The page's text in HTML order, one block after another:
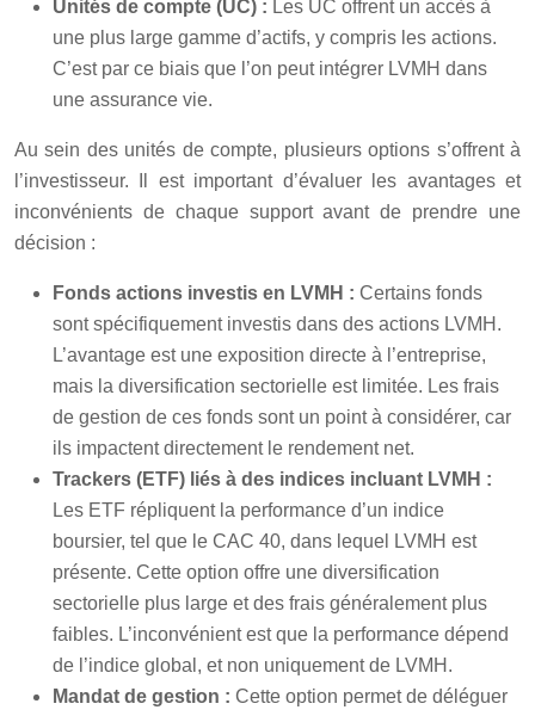
Unités de compte (UC) : Les UC offrent un accès à
une plus large gamme d’actifs, y compris les actions.
C’est par ce biais que l’on peut intégrer LVMH dans
une assurance vie.
Au sein des unités de compte, plusieurs options s’offrent à
l’investisseur. Il est important d’évaluer les avantages et
inconvénients de chaque support avant de prendre une
décision :
Fonds actions investis en LVMH : Certains fonds
sont spécifiquement investis dans des actions LVMH.
L’avantage est une exposition directe à l’entreprise,
mais la diversification sectorielle est limitée. Les frais
de gestion de ces fonds sont un point à considérer, car
ils impactent directement le rendement net.
Trackers (ETF) liés à des indices incluant LVMH :
Les ETF répliquent la performance d’un indice
boursier, tel que le CAC 40, dans lequel LVMH est
présente. Cette option offre une diversification
sectorielle plus large et des frais généralement plus
faibles. L’inconvénient est que la performance dépend
de l’indice global, et non uniquement de LVMH.
Mandat de gestion : Cette option permet de déléguer